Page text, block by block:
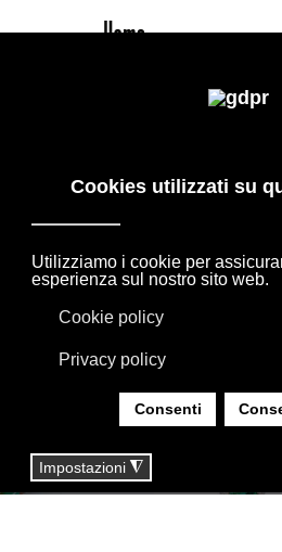
PREZZO OUTLET
FLEXFORM, MOOOI.
LIMONTA.
OLUCE.
SEI QUI: